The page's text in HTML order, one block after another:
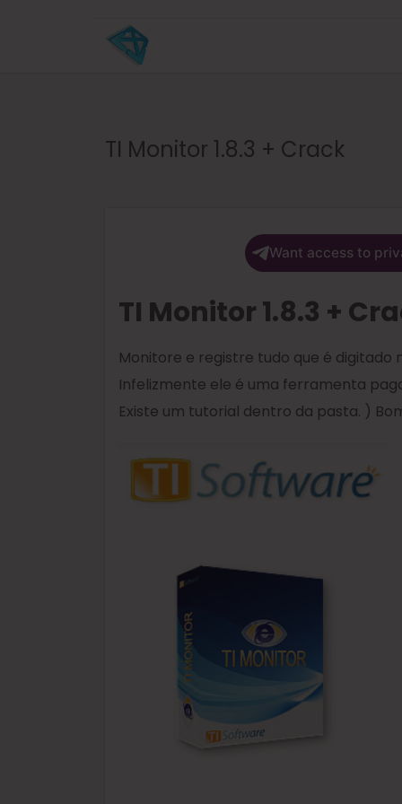
TI Monitor 1.8.3 + Crack
Want access to
TI Monitor 1.8.3 +
Monitore e registre tudo que é
Infelizmente ele é uma ferramenta
Existe um tutorial dentro da pasta. )